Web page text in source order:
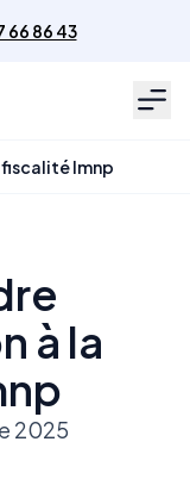
66 86 43
lmnp
à la
2025